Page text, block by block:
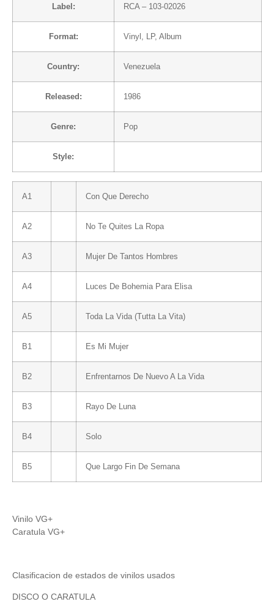
Label: RCA– 103-02026
Format: Vinyl , LP, Album
Country: Venezuela
Released: 1986
Genre: Pop
Style:
A1 Con Que Derecho
A2 No Te Quites La Ropa
A3 Mujer De Tantos Hombres
A4 Luces De Bohemia Para Elisa
A5 Toda La Vida (Tutta La Vita)
B1 Es Mi Mujer
B2 Enfrentarnos De Nuevo A La Vida
B3 Rayo De Luna
B4 Solo
B5 Que Largo Fin De Semana
Vinilo VG+
Caratula VG+
Clasificacion de estados de vinilos usados
DISCO O CARATULA